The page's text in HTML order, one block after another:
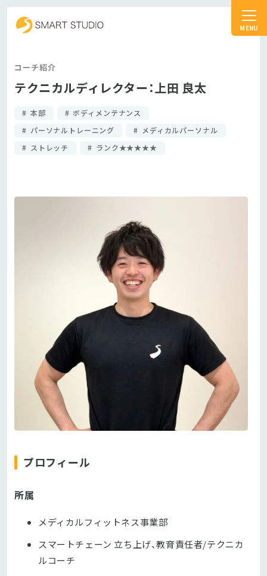
コーチ紹介
テクニカルディレクター：上田 良太
本部
ボディメンテナンス
パーソナルトレーニング
メディカルパーソナル
ストレッチ
ランク★★★★★
プロフィール
所属
メディカルフィットネス事業部
スマートチェーン 立ち上げ、教育責任者/テクニカ
ルコーチ